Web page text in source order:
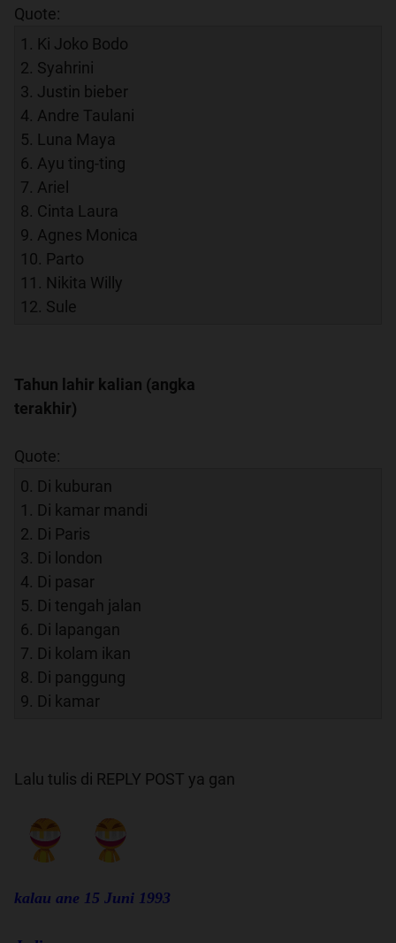
Quote:
1. Ki Joko Bodo
2. Syahrini
3. Justin bieber
4. Andre Taulani
5. Luna Maya
6. Ayu ting-ting
7. Ariel
8. Cinta Laura
9. Agnes Monica
10. Parto
11. Nikita Willy
12. Sule
Tahun lahir kalian (angka
terakhir)
Quote:
0. Di kuburan
1. Di kamar mandi
2. Di Paris
3. Di london
4. Di pasar
5. Di tengah jalan
6. Di lapangan
7. Di kolam ikan
8. Di panggung
9. Di kamar
Lalu tulis di REPLY POST ya gan
kalau ane 15 Juni 1993